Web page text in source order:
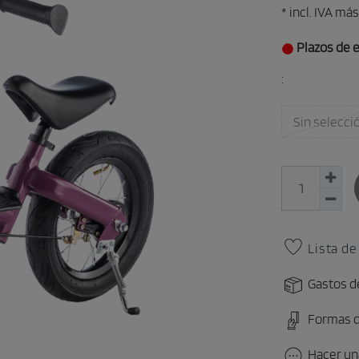
* incl. IVA más
Plazos de
:
Sin
Lista
Gastos
Formas
Hacer